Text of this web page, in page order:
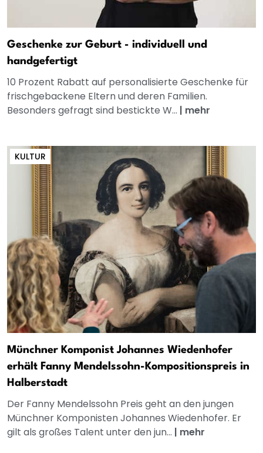
Geschenke zur Geburt - individuell und
handgefertigt
10 Prozent Rabatt auf personalisierte Geschenke für
frischgebackene Eltern und deren Familien.
Besonders gefragt sind bestickte W... | mehr
KULTUR
Münchner Komponist Johannes Wiedenhofer
erhält Fanny Mendelssohn-Kompositionspreis in
Halberstadt
Der Fanny Mendelssohn Preis geht an den jungen
Münchner Komponisten Johannes Wiedenhofer. Er
gilt als großes Talent unter den jun... | mehr